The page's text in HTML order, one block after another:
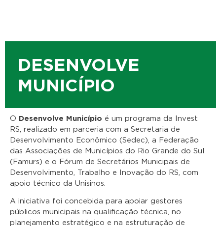
DESENVOLVE
MUNICÍPIO
O Desenvolve Município é um programa da Invest
RS, realizado em parceria com a Secretaria de
Desenvolvimento Econômico (Sedec), a Federação
das Associações de Municípios do Rio Grande do Sul
(Famurs) e o Fórum de Secretários Municipais de
Desenvolvimento, Trabalho e Inovação do RS, com
apoio técnico da Unisinos.
A iniciativa foi concebida para apoiar gestores
públicos municipais na qualificação técnica, no
planejamento estratégico e na estruturação de